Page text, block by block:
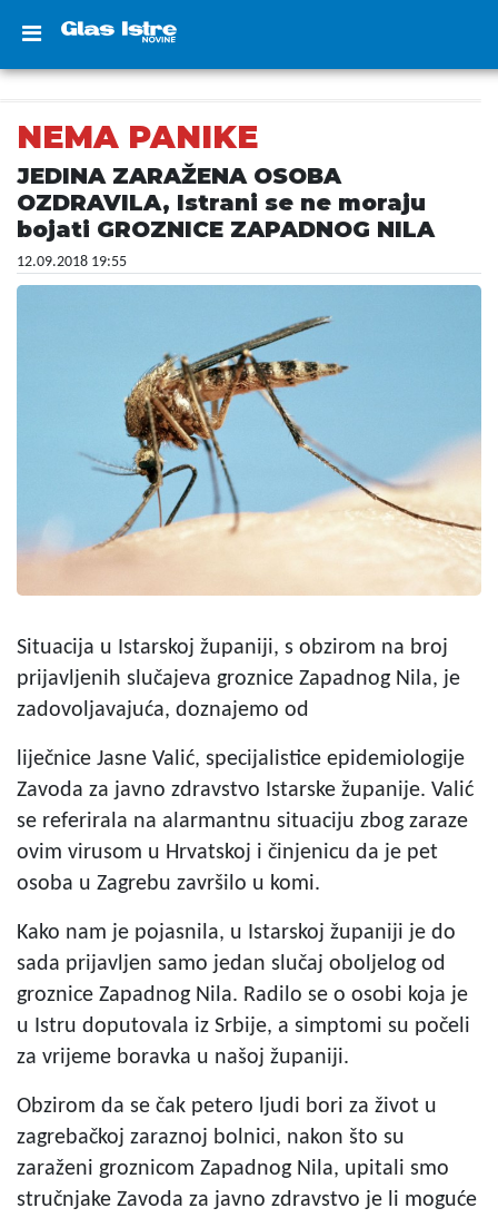
NEMA PANIKE
JEDINA ZARAŽENA OSOBA
OZDRAVILA, Istrani se ne moraju
bojati GROZNICE ZAPADNOG NILA
12.09.2018 19:55
Situacija u Istarskoj županiji, s obzirom na broj
prijavljenih slučajeva groznice Zapadnog Nila, je
zadovoljavajuća, doznajemo od
liječnice Jasne Valić, specijalistice epidemiologije
Zavoda za javno zdravstvo Istarske županije. Valić
se referirala na alarmantnu situaciju zbog zaraze
ovim virusom u Hrvatskoj i činjenicu da je pet
osoba u Zagrebu završilo u komi.
Kako nam je pojasnila, u Istarskoj županiji je do
sada prijavljen samo jedan slučaj oboljelog od
groznice Zapadnog Nila. Radilo se o osobi koja je
u Istru doputovala iz Srbije, a simptomi su počeli
za vrijeme boravka u našoj županiji.
Obzirom da se čak petero ljudi bori za život u
zagrebačkoj zaraznoj bolnici, nakon što su
zaraženi groznicom Zapadnog Nila, upitali smo
stručnjake Zavoda za javno zdravstvo je li moguće